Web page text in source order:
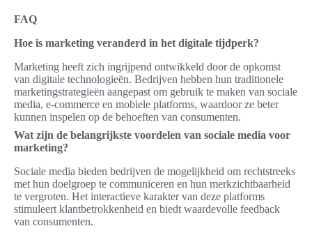
FAQ
Hoe is marketing veranderd in het digitale tijdperk?
Marketing heeft zich ingrijpend ontwikkeld door de opkomst
van digitale technologieën. Bedrijven hebben hun traditionele
marketingstrategieën aangepast om gebruik te maken van sociale
media, e-commerce en mobiele platforms, waardoor ze beter
kunnen inspelen op de behoeften van consumenten.
Wat zijn de belangrijkste voordelen van sociale media voor
marketing?
Sociale media bieden bedrijven de mogelijkheid om rechtstreeks
met hun doelgroep te communiceren en hun merkzichtbaarheid
te vergroten. Het interactieve karakter van deze platforms
stimuleert klantbetrokkenheid en biedt waardevolle feedback
van consumenten.